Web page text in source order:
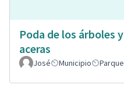
Poda de los árboles
aceras
José Municipio